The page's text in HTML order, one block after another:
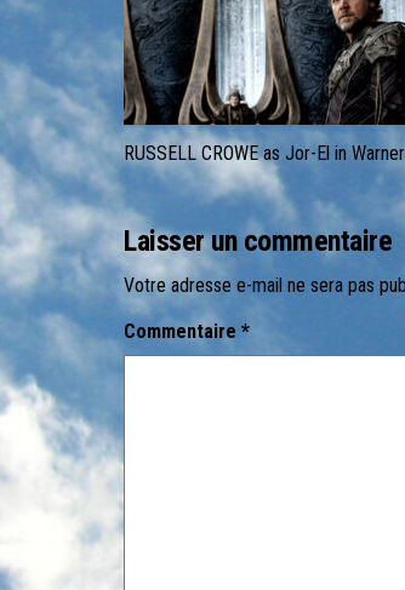
RUSSELL CROWE as Jor-El in
Laisser un commentaire
Votre adresse e-mail ne sera pas
Commentaire *